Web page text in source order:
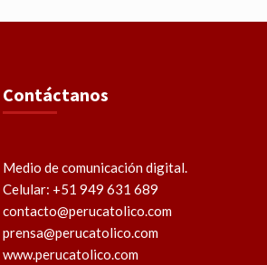
Contáctanos
Medio de comunicación digital.
Celular: +51 949 631 689
contacto@perucatolico.com
prensa@perucatolico.com
www.perucatolico.com